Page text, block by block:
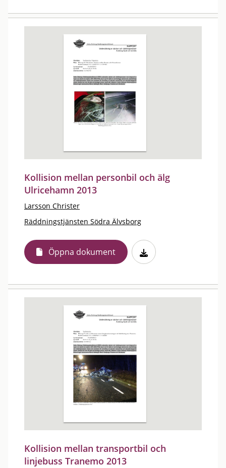
Kollision mellan personbil och älg
Ulricehamn 2013
Larsson Christer
Räddningstjänsten Södra Älvsborg
Öppna dokument
Kollision mellan transportbil och
linjebuss Tranemo 2013